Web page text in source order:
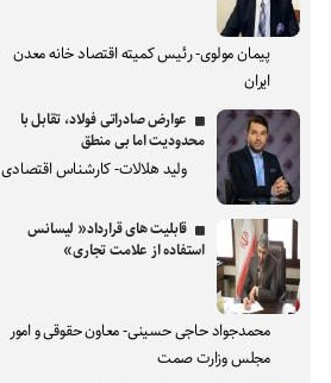
پیمان مولوی- رئیس کمیته اقتصاد خانه معدن
ایران
عوارض صادراتی فولاد، تقابل با
محدودیت اما بی منطق
ولید هلالات- کارشناس اقتصادی
قابلیت های قرارداد« لیسانس
استفاده از علامت تجاری»
محمدجواد حاجی حسینی- معاون حقوقی و امور
مجلس وزارت صمت